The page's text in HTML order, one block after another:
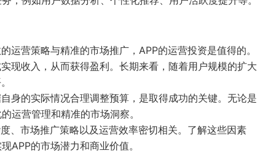
营策略与精准的市场推广，APP的运营投资是值得的。
现收入，从而获得盈利。长期来看，随着用户规模的扩大
身的实际情况合理调整预算，是取得成功的关键。无论是
运营管理和精准的市场洞察。
、市场推广策略以及运营效率密切相关。了解这些因素
APP的市场潜力和商业价值。